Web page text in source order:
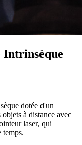
Intrinsèque
dotée d'un
à distance avec
laser, qui
temps.